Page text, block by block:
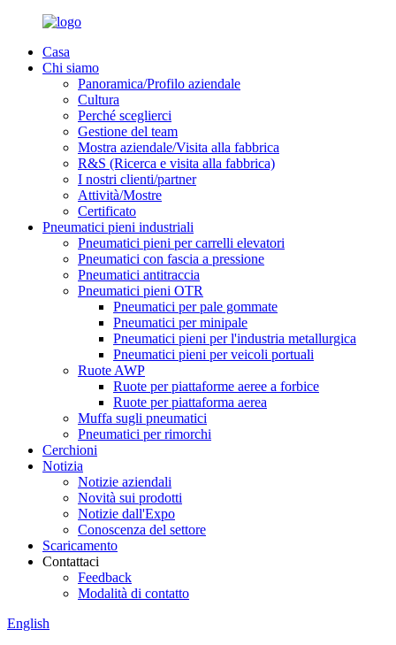
Casa
Chi siamo
Panoramica/Profilo aziendale
Cultura
Perché sceglierci
Gestione del team
Mostra aziendale/Visita alla fabbrica
R&S (Ricerca e visita alla fabbrica)
I nostri clienti/partner
Attività/Mostre
Certificato
Pneumatici pieni industriali
Pneumatici pieni per carrelli elevatori
Pneumatici con fascia a pressione
Pneumatici antitraccia
Pneumatici pieni OTR
Pneumatici per pale gommate
Pneumatici per minipale
Pneumatici pieni per l'industria metallurgica
Pneumatici pieni per veicoli portuali
Ruote AWP
Ruote per piattaforme aeree a forbice
Ruote per piattaforma aerea
Muffa sugli pneumatici
Pneumatici per rimorchi
Cerchioni
Notizia
Notizie aziendali
Novità sui prodotti
Notizie dall'Expo
Conoscenza del settore
Scaricamento
Contattaci
Feedback
Modalità di contatto
English